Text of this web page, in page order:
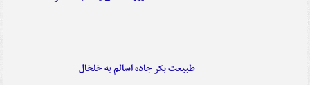
طبیعت بکر جاده اسالم به خلخال